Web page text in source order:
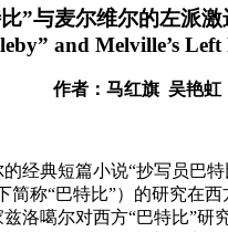
”与麦尔维尔的左派
and Melville’s Left
作者：马红旗 吴艳虹
的经典短篇小说“抄写员巴
简称“巴特比”）的研究在
洛噶尔对西方“巴特比”研